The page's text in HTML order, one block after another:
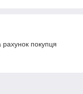
покупця